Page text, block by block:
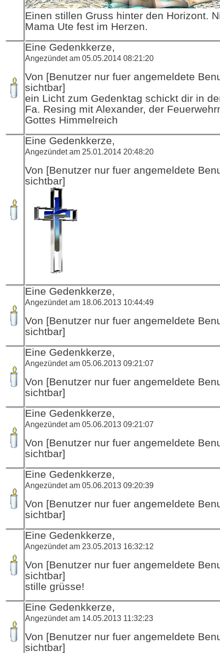
Einen stillen Gruss hinter den Horizont.
Mama Ute fest im Herzen.
Eine Gedenkkerze,
Angezündet am 05.05.2014 08:21:20
Von [Benutzer nur fuer angemeldete
sichtbar]
ein Licht zum Gedenktag schickt dir in
Fa. Resing mit Alexander, der
Gottes Himmelreich
Eine Gedenkkerze,
Angezündet am 25.01.2014 20:48:20
Von [Benutzer nur fuer angemeldete
sichtbar]
Eine Gedenkkerze,
Angezündet am 18.06.2013 10:44:49
Von [Benutzer nur fuer angemeldete
sichtbar]
Eine Gedenkkerze,
Angezündet am 05.06.2013 09:21:07
Von [Benutzer nur fuer angemeldete
sichtbar]
Eine Gedenkkerze,
Angezündet am 05.06.2013 09:21:07
Von [Benutzer nur fuer angemeldete
sichtbar]
Eine Gedenkkerze,
Angezündet am 05.06.2013 09:20:39
Von [Benutzer nur fuer angemeldete
sichtbar]
Eine Gedenkkerze,
Angezündet am 23.05.2013 16:32:12
Von [Benutzer nur fuer angemeldete
sichtbar]
stille grüsse!
Eine Gedenkkerze,
Angezündet am 14.05.2013 11:32:23
Von [Benutzer nur fuer angemeldete
sichtbar]